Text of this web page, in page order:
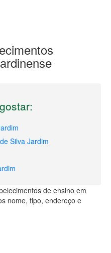
Silva Jardim
de ensino em
nome, tipo, endereço e